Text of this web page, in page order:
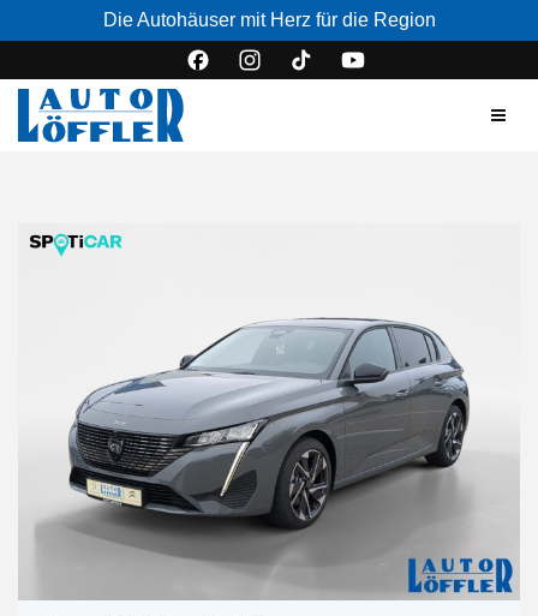
Die Autohäuser mit Herz für die Region